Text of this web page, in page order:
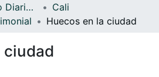
Statistics
Fondo Fotográfico Diario Occidente
Cali
Huecos en la ciudad
ciudad